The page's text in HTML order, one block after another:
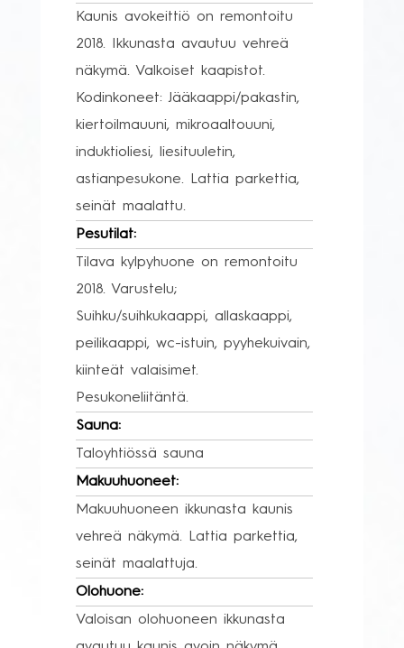
Kaunis avokeittiö on remontoitu
2018. Ikkunasta avautuu vehreä
näkymä. Valkoiset kaapistot.
Kodinkoneet: Jääkaappi/pakastin,
kiertoilmauuni, mikroaaltouuni,
induktioliesi, liesituuletin,
astianpesukone. Lattia parkettia,
seinät maalattu.
Pesutilat:
Tilava kylpyhuone on remontoitu
2018. Varustelu;
Suihku/suihkukaappi, allaskaappi,
peilikaappi, wc-istuin, pyyhekuivain,
kiinteät valaisimet.
Pesukoneliitäntä.
Sauna:
Taloyhtiössä sauna
Makuuhuoneet:
Makuuhuoneen ikkunasta kaunis
vehreä näkymä. Lattia parkettia,
seinät maalattuja.
Olohuone:
Valoisan olohuoneen ikkunasta